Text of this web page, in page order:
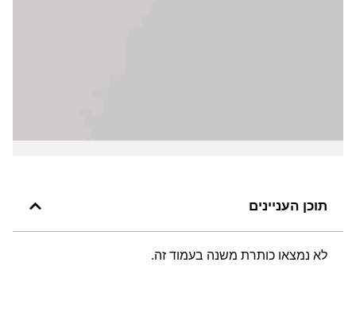
תוכן העניינים
לא נמצאו כותרת משנה בעמוד זה.